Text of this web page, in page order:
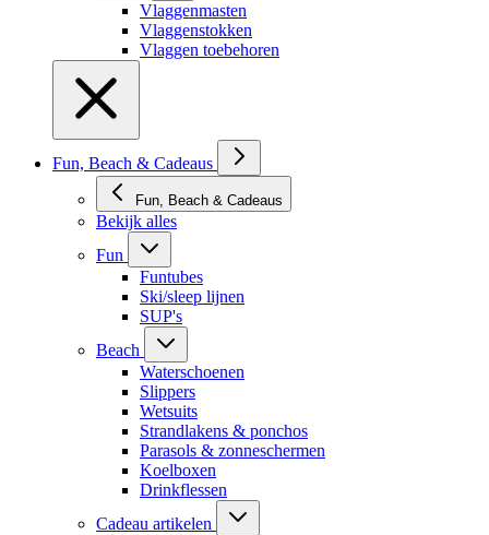
Vlaggenmasten
Vlaggenstokken
Vlaggen toebehoren
Fun, Beach & Cadeaus
Fun, Beach & Cadeaus
Bekijk alles
Fun
Funtubes
Ski/sleep lijnen
SUP's
Beach
Waterschoenen
Slippers
Wetsuits
Strandlakens & ponchos
Parasols & zonneschermen
Koelboxen
Drinkflessen
Cadeau artikelen